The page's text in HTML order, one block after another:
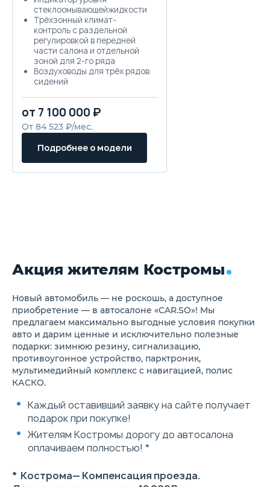
стеклоомывающейжидкости
Трёхзонный климат-
контроль с раздельной
регулировкой в передней
части салона и отдельной
зоной для 2-го ряда
Воздуховоды для трёх рядов
сидений
(HVAC)
Система фильтрации мелких
частиц PM2.5
Автоматическая система
предотвращения
запотевания стекол
Система ароматизации
12-вольтовая розетка в
багажном отделении
водителя
Три монитора по 12,3” на
передней панели
2-USB разъёма в передней
части салона
USB-разъём для пассажиров
2-го ряда
Беспроводное зарядное
устройство для телефона
Аудиосистема Dynaudio (HiFi,
10 динамиков)
IM-карта для точки доступа
WiFi
Выбор режимов вождения
Система предупреждения об
угрозе фронтального
Система предупреждения об
угрозе столкновения сзади
от 7 100 000 ₽
От 84 523 ₽/мес.
Подробнее о модели
Акция жителям Костромы
Новый автомобиль — не роскошь, а доступное
приобретение — в автосалоне «CAR.SO»! Мы
предлагаем максимально выгодные условия покупки
авто и дарим ценные и исключительно полезные
подарки: зимнюю резину, сигнализацию,
противоугонное устройство, парктроник,
мультимедийный комплекс с навигацией, полис
КАСКО.
Каждый оставивший заявку на сайте получает
подарок при покупке!
Жителям Костромы дорогу до автосалона
оплачиваем полностью! *
* Кострома— Компенсация проезда.